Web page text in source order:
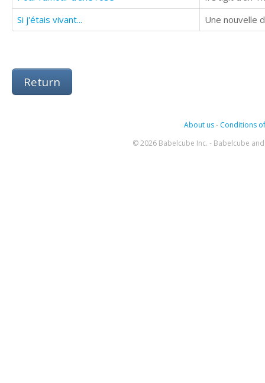
Si j'étais vivant...
Une nouvelle
Return
About us- Conditions
© 2026 Babelcube Inc. - Babelcube